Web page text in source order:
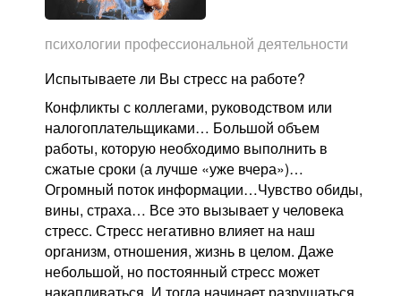
психологии профессиональной деятельности
Испытываете ли Вы стресс на работе?
Конфликты с коллегами, руководством или
налогоплательщиками… Большой объем
работы, которую необходимо выполнить в
сжатые сроки (а лучше «уже вчера»)…
Огромный поток информации…Чувство обиды,
вины, страха… Все это вызывает у человека
стресс. Стресс негативно влияет на наш
организм, отношения, жизнь в целом. Даже
небольшой, но постоянный стресс может
накапливаться. И тогда начинает разрушаться